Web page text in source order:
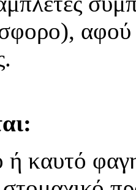
αφού
καυτό